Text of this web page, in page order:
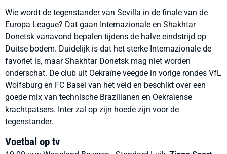
Wie wordt de tegenstander van Sevilla in de finale van de
Europa League? Dat gaan Internazionale en Shakhtar
Donetsk vanavond bepalen tijdens de halve eindstrijd op
Duitse bodem. Duidelijk is dat het sterke Internazionale de
favoriet is, maar Shakhtar Donetsk mag niet worden
onderschat. De club uit Oekraïne veegde in vorige rondes VfL
Wolfsburg en FC Basel van het veld en beschikt over een
goede mix van technische Brazilianen en Oekraïense
krachtpatsers. Inter zal op zijn hoede zijn voor de
tegenstander.
Voetbal op tv